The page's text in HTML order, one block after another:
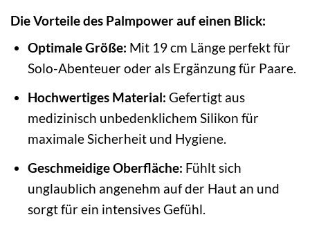
Die Vorteile des Palmpower auf einen Blick:
Optimale Größe: Mit 19 cm Länge perfekt für
Solo-Abenteuer oder als Ergänzung für Paare.
Hochwertiges Material: Gefertigt aus
medizinisch unbedenklichem Silikon für
maximale Sicherheit und Hygiene.
Geschmeidige Oberfläche: Fühlt sich
unglaublich angenehm auf der Haut an und
sorgt für ein intensives Gefühl.